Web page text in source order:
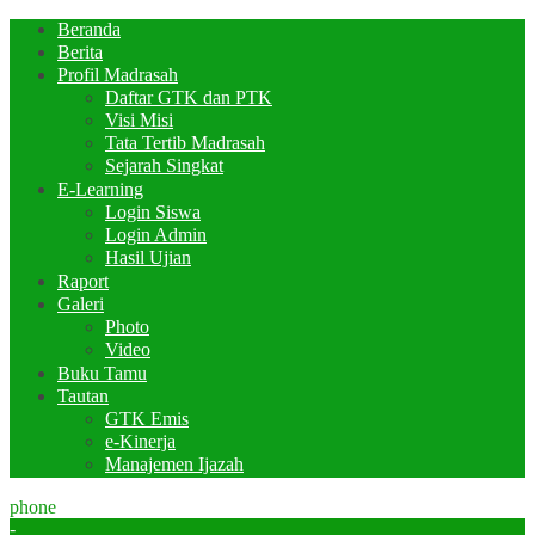
Beranda
Berita
Profil Madrasah
Daftar GTK dan PTK
Visi Misi
Tata Tertib Madrasah
Sejarah Singkat
E-Learning
Login Siswa
Login Admin
Hasil Ujian
Raport
Galeri
Photo
Video
Buku Tamu
Tautan
GTK Emis
e-Kinerja
Manajemen Ijazah
phone
-